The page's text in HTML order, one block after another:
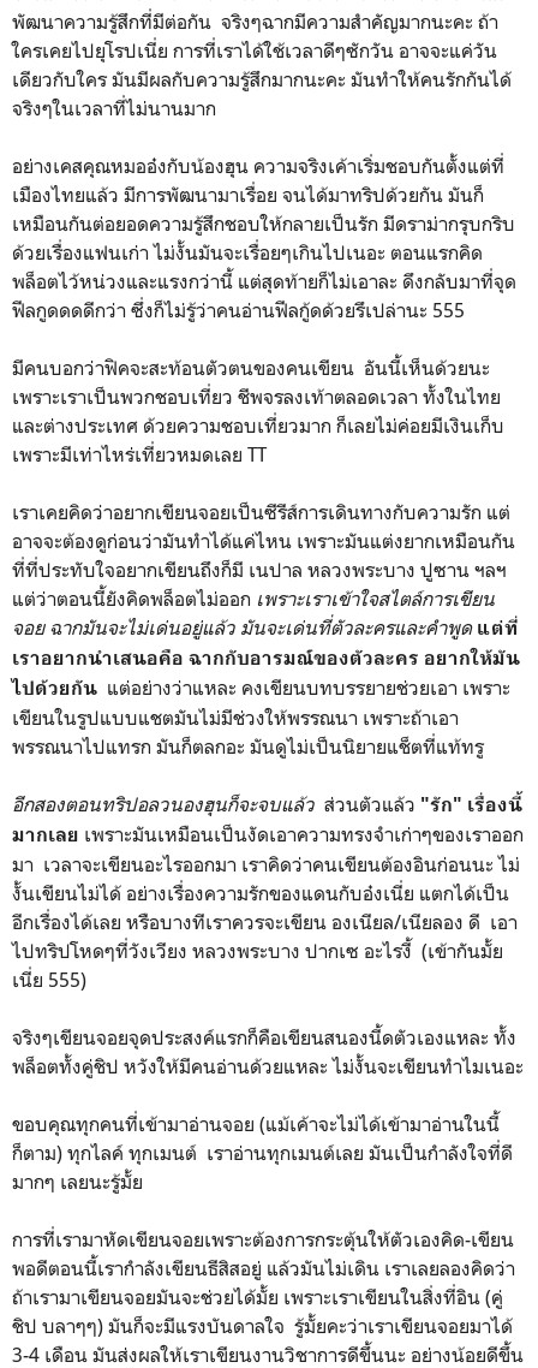
พัฒนาความรู้สึกที่มีต่อกัน จริงๆฉากมีความสำคัญมากนะคะ ถ้า
ใครเคยไปยุโรปเนี่ย การที่เราได้ใช้เวลาดีๆซักวัน อาจจะแค่วัน
เดียวกับใคร มันมีผลกับความรู้สึกมากนะคะ มันทำให้คนรักกันได้
จริงๆในเวลาที่ไม่นานมาก
อย่างเคสคุณหมออ๋งกับน้องฮุน ความจริงเค้าเริ่มชอบกันตั้งแต่ที่
เมืองไทยแล้ว มีการพัฒนามาเรื่อย จนได้มาทริปด้วยกัน มันก็
เหมือนกันต่อยอดความรู้สึกชอบให้กลายเป็นรัก มีดราม่ากรุบกริบ
ด้วยเรื่องแฟนเก่า ไม่งั้นมันจะเรื่อยๆเกินไปเนอะ ตอนแรกคิด
พล็อตไว้หน่วงและแรงกว่านี้ แต่สุดท้ายก็ไม่เอาละ ดึงกลับมาที่จุด
ฟีลกูดดดดีกว่า ซึ่งก็ไม่รู้ว่าคนอ่านฟีลกู้ดด้วยรึเปล่านะ 555
มีคนบอกว่าฟิคจะสะท้อนตัวตนของคนเขียน อันนี้เห็นด้วยนะ
เพราะเราเป็นพวกชอบเที่ยว ชีพจรลงเท้าตลอดเวลา ทั้งในไทย
และต่างประเทศ ด้วยความชอบเที่ยวมาก ก็เลยไม่ค่อยมีเงินเก็บ
เพราะมีเท่าไหร่เที่ยวหมดเลย TT
เราเคยคิดว่าอยากเขียนจอยเป็นซีรีส์การเดินทางกับความรัก แต่
อาจจะต้องดูก่อนว่ามันทำได้แค่ไหน เพราะมันแต่งยากเหมือนกัน
ที่ที่ประทับใจอยากเขียนถึงก็มี เนปาล หลวงพระบาง ปูซาน ฯลฯ
แต่ว่าตอนนี้ยังคิดพล็อตไม่ออก เพราะเราเข้าใจสไตล์การเขียน
จอย ฉากมันจะไม่เด่นอยู่แล้ว มันจะเด่นที่ตัวละครและคำพูด แต่ที่
เราอยากนำเสนอคือ ฉากกับอารมณ์ของตัวละคร อยากให้มัน
ไปด้วยกัน แต่อย่างว่าแหละ คงเขียนบทบรรยายช่วยเอา เพราะ
เขียนในรูปแบบแชตมันไม่มีช่วงให้พรรณนา เพราะถ้าเอา
พรรณนาไปแทรก มันก็ตลกอะ มันดูไม่เป็นนิยายแช็ตที่แท้ทรู
อีกสองตอนทริปอลวนองฮุนก็จะจบแล้ว ส่วนตัวแล้ว "รัก" เรื่องนี้
มากเลย เพราะมันเหมือนเป็นงัดเอาความทรงจำเก่าๆของเราออก
มา เวลาจะเขียนอะไรออกมา เราคิดว่าคนเขียนต้องอินก่อนนะ ไม่
งั้นเขียนไม่ได้ อย่างเรื่องความรักของแดนกับอ๋งเนี่ย แตกได้เป็น
อีกเรื่องได้เลย หรือบางทีเราควรจะเขียน องเนียล/เนียลอง ดี เอา
ไปทริปโหดๆที่วังเวียง หลวงพระบาง ปากเซ อะไรงี้ (เข้ากันมั้ย
เนี่ย 555)
จริงๆเขียนจอยจุดประสงค์แรกก็คือเขียนสนองนี้ดตัวเองแหละ ทั้ง
พล็อตทั้งคู่ชิป หวังให้มีคนอ่านด้วยแหละ ไม่งั้นจะเขียนทำไมเนอะ
ขอบคุณทุกคนที่เข้ามาอ่านจอย (แม้เค้าจะไม่ได้เข้ามาอ่านในนี้
ก็ตาม) ทุกไลค์ ทุกเมนต์ เราอ่านทุกเมนต์เลย มันเป็นกำลังใจที่ดี
มากๆ เลยนะรู้มั้ย
การที่เรามาหัดเขียนจอยเพราะต้องการกระตุ้นให้ตัวเองคิด-เขียน
พอดีตอนนี้เรากำลังเขียนธีสิสอยู่ แล้วมันไม่เดิน เราเลยลองคิดว่า
ถ้าเรามาเขียนจอยมันจะช่วยได้มั้ย เพราะเราเขียนในสิ่งที่อิน (คู่
ชิป บลาๆๆ) มันก็จะมีแรงบันดาลใจ รู้มั้ยคะว่าเราเขียนจอยมาได้
3-4 เดือน มันส่งผลให้เราเขียนงานวิชาการดีขึ้นนะ อย่างน้อยดีขึ้น